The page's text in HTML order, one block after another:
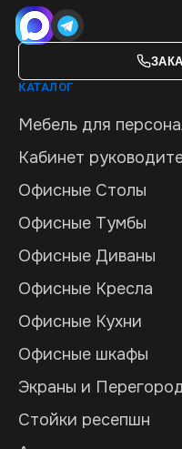
КАТАЛОГ
Мебель для
Кабинет
Офисные Столы
Офисные Тумбы
Офисные Диваны
Офисные Кресла
Офисные Кухни
Офисные шкафы
Экраны и
Стойки ресепшн